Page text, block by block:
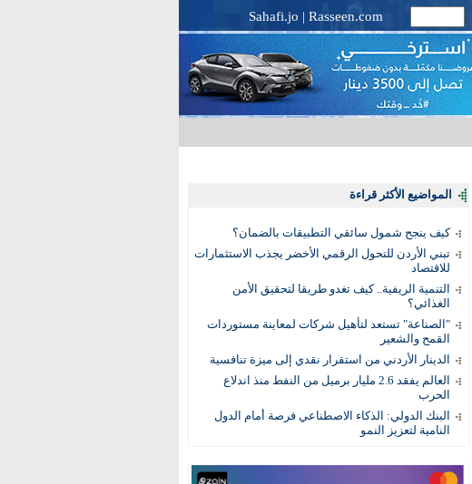
Sahafi.jo | Rasseen.com
المواضيع الأكثر قراءة
كيف ينجح شمول سائقي التطبيقات بالضمان؟
تبني الأردن للتحول الرقمي الأخضر يجذب الاستثمارات
للاقتصاد
التنمية الريفية.. كيف تغدو طريقا لتحقيق الأمن
الغذائي؟
"الصناعة" تستعد لتأهيل شركات لمعاينة مستوردات
القمح والشعير
الدينار الأردني من استقرار نقدي إلى ميزة تنافسية
العالم يفقد 2.6 مليار برميل من النفط منذ اندلاع
الحرب
البنك الدولي: الذكاء الاصطناعي فرصة أمام الدول
النامية لتعزيز النمو